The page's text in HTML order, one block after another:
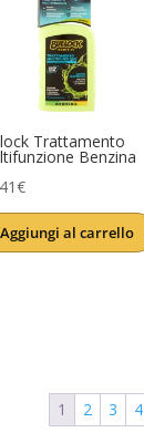
Trattamento
Benzina
€
Aggiungi al carrello
1 2 3 4